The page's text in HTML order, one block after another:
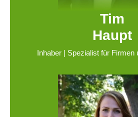
Tim
Haupt
Inhaber | Spezialist für Firmen